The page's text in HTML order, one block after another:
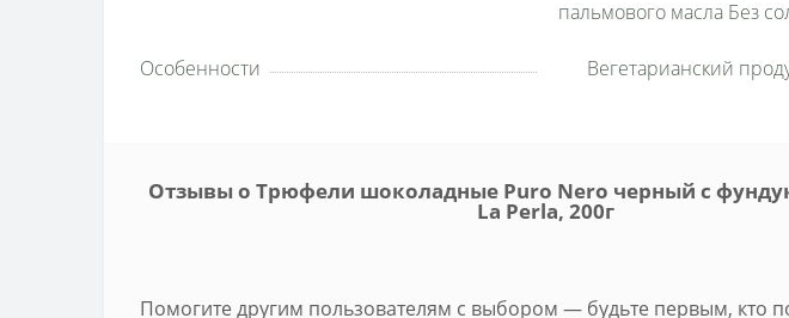
пальмового масла Без
Особенности
Вегетарианский
Отзывы о Трюфели шоколадные Puro Nero черный с
La Perla, 200г
Помогите другим пользователям с выбором — будьте первым, кто